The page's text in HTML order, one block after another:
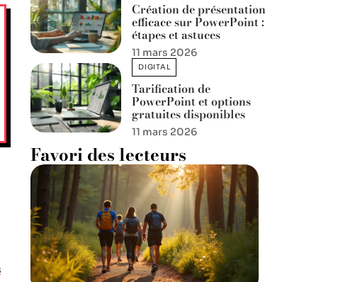
Création de présentation
efficace sur PowerPoint :
étapes et astuces
11 mars 2026
DIGITAL
Tarification de
PowerPoint et options
gratuites disponibles
11 mars 2026
Favori des lecteurs